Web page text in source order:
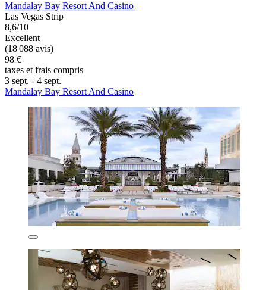
Mandalay Bay Resort And Casino
Las Vegas Strip
8,6/10
Excellent
(18 088 avis)
98 €
taxes et frais compris
3 sept. - 4 sept.
Mandalay Bay Resort And Casino